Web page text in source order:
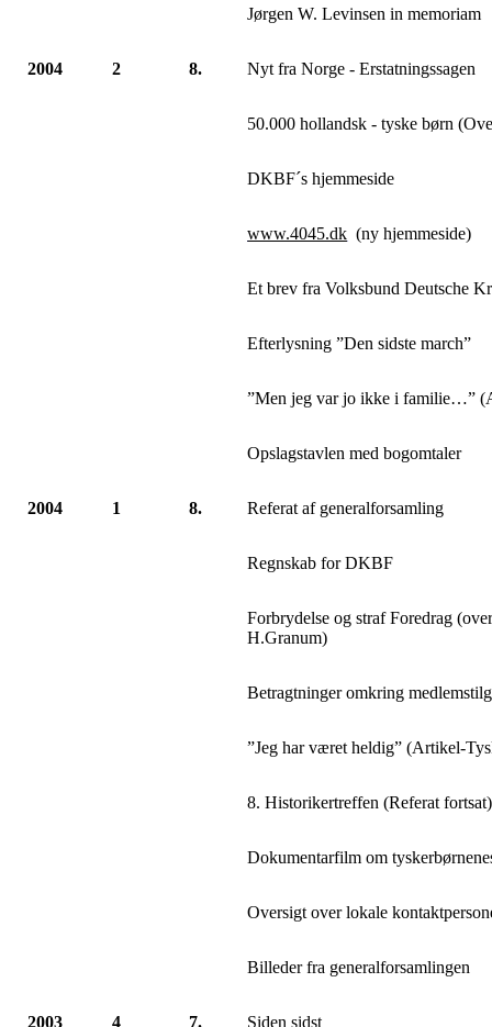
Jørgen W. Levinsen in memoriam
2004 2 8. Nyt fra Norge - Erstatningssagen
50.000 hollandsk - tyske børn
DKBF´s hjemmeside
www.4045.dk (ny hjemmeside)
Et brev fra Volksbund Deutsche
Efterlysning ”Den sidste march”
”Men jeg var jo ikke i familie…”
Opslagstavlen med bogomtaler
2004 1 8. Referat af generalforsamling
Regnskab for DKBF
Forbrydelse og straf Foredrag
H.Granum)
Betragtninger omkring
”Jeg har været heldig” (Artikel-
8. Historikertreffen (Referat fortsat)
Dokumentarfilm om
Oversigt over lokale
Billeder fra generalforsamlingen
2003 4 7. Siden sidst